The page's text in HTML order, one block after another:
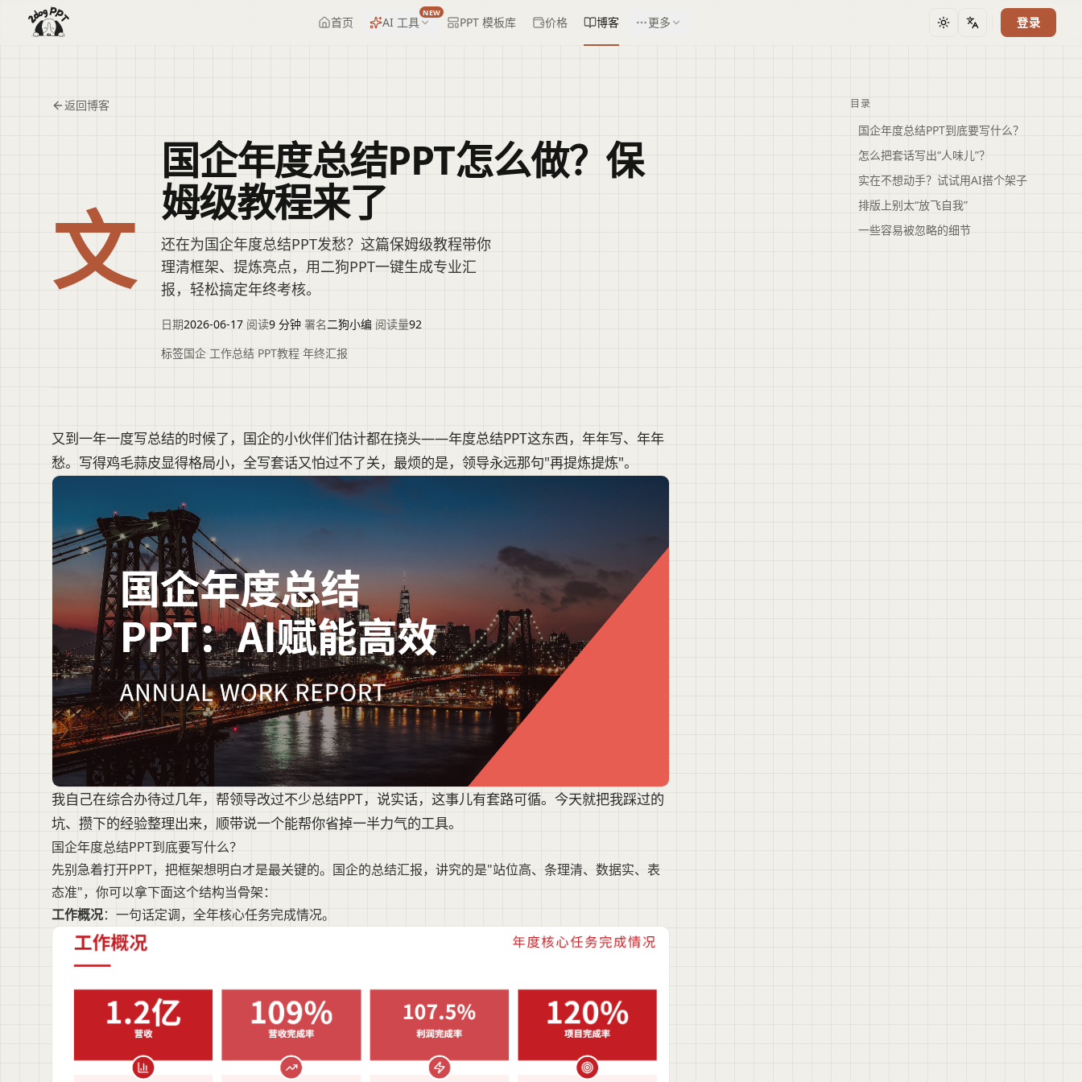
首页 AI 工具
NEW
PPT 模板库 价格 博客 更多 主题 语言 登录
返回博客
文
国企年度总结PPT怎么做？保
姆级教程来了
还在为国企年度总结PPT发愁？这篇保姆级教程带你
理清框架、提炼亮点，用二狗PPT一键生成专业汇
报，轻松搞定年终考核。
日期2026-06-17 阅读9 分钟 署名二狗小编 阅读量92
标签国企 工作总结 PPT教程 年终汇报
又到一年一度写总结的时候了，国企的小伙伴们估计都在挠头——年度总结PPT这东西，年年写、年年
愁。写得鸡毛蒜皮显得格局小，全写套话又怕过不了关，最烦的是，领导永远那句"再提炼提炼"。
我自己在综合办待过几年，帮领导改过不少总结PPT，说实话，这事儿有套路可循。今天就把我踩过的
坑、攒下的经验整理出来，顺带说一个能帮你省掉一半力气的工具。
国企年度总结PPT到底要写什么？
先别急着打开PPT，把框架想明白才是最关键的。国企的总结汇报，讲究的是"站位高、条理清、数据实、表
态准"，你可以拿下面这个结构当骨架：
工作概况：一句话定调，全年核心任务完成情况。
目录
国企年度总结PPT到底要写什么？
怎么把套话写出“人味儿”？
实在不想动手？试试用AI搭个架子
排版上别太“放飞自我”
一些容易被忽略的细节